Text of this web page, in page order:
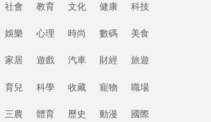
社會 教育 文化 健康 科技
娛樂 心理 時尚 數碼 美食
家居 遊戲 汽車 財經 旅遊
育兒 科學 收藏 寵物 職場
三農 體育 歷史 動漫 國際